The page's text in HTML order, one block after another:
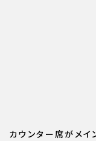
カウンター席がメイ